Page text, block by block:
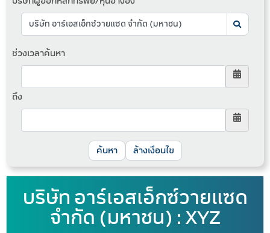
ช่วงเวลาค้นหา
ถึง
ล้างเงื่อนไข
บริษัท อาร์เอสเอ็กซ์วายแซด
จำกัด (มหาชน) : XYZ